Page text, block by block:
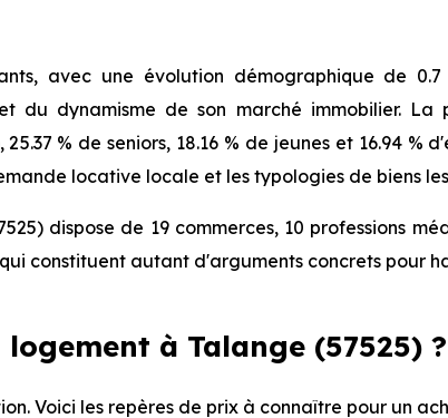
avec une évolution démographique de
du dynamisme de son marché immobilier. La
% de seniors, 18.16 % de jeunes et 16.94 %
locative locale et les typologies de biens
dispose de 19 commerces, 10 professions
constituent autant d'arguments concrets pour
à Talange (57525) ?
Voici les repères de prix à connaître pour un